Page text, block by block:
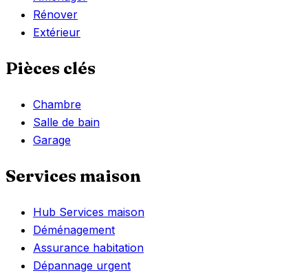
Rénover
Extérieur
Pièces clés
Chambre
Salle de bain
Garage
Services maison
Hub Services maison
Déménagement
Assurance habitation
Dépannage urgent